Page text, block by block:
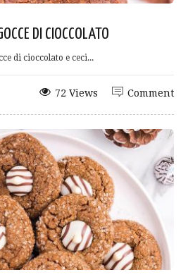
DI CIOCCOLATO
di cioccolato e ceci...
Comment
72 Views